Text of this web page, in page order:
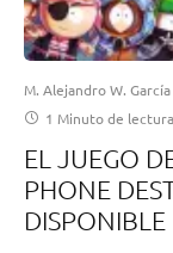
M. Alejandro W.
1 Minuto de lectura
EL JUEGO
PHONE